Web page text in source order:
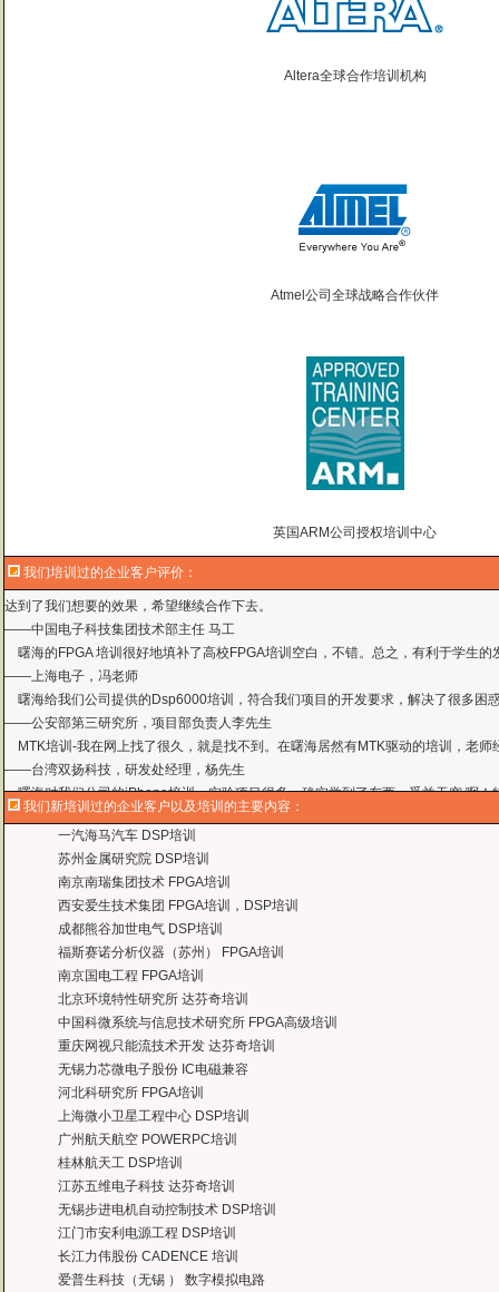
Altera全球合作培训机构
Atmel公司全球战略合作伙伴
英国ARM公司授权培训中心
我们培训过的企业客户评价：
曙海的andriod 系统与应用培训完全符合了我公司的要求，达到了我公司培训的
曙海培训DSP2000的老师，上课思路清晰，口齿清楚，由浅入深，重点突出，培
达到了我们想要的效果，希望继续合作下去。
——中国电子科技集团技术部主任 马工
曙海的FPGA 培训很好地填补了高校FPGA培训空白，不错。总之，有利于学生
——上海电子，冯老师
曙海给我们公司提供的Dsp6000培训，符合我们项目的开发要求，解决了很多困
——公安部第三研究所，项目部负责人李先生
MTK培训-我在网上找了很久，就是找不到。在曙海居然有MTK驱动的培训，老
——台湾双扬科技，研发处经理，杨先生
曙海对我们公司的iPhone培训，实验项目很多，确实学到了东西。受益无穷 啊
——台湾欧泽科技,张工
通过参加Symbian培训，再做Symbian相关的项目感觉更加得心应手了，理 论加
——IBM公司，沈经理
有曙海这样的DSP开发培训单位，是教育行业的财富，听了他们的课，茅塞顿开。
——上海医疗器械高等学校，罗老师
曙海的andriod 系统与应用培训完全符合了我公司的要求，达到了我公司培训的
上海贝尔，李工
曙海培训DSP2000的老师，上课思路清晰，口齿清楚，由浅入深，重点突出，培
达到了我们想要的效果，希望继续合作下去。
——中国电子科技集团技术部主任 马工
曙海的FPGA 培训很好地填补了高校FPGA培训空白，不错。总之，有利于学生
——上海电子，冯老师
曙海给我们公司提供的Dsp6000培训，符合我们项目的开发要求，解决了很多困
——公安部第三研究所，项目部负责人李先生
MTK培训-我在网上找了很久，就是找不到。在曙海居然有MTK驱动的培训，老
——台湾双扬科技，研发处经理，杨先生
曙海对我们公司的iPhone培训，实验项目很多，确实学到了东西。受益无穷 啊
——台湾欧泽科技,张工
通过参加Symbian培训，再做Symbian相关的项目感觉更加得心应手了，理 论加
——IBM公司，沈经理
有曙海这样的DSP开发培训单位，是教育行业的财富，听了他们的课，茅塞顿开。
——上海医疗器械高等学校，罗老师
我们新培训过的企业客户以及培训的主要内容：
一汽海马汽车 DSP培训
苏州金属研究院 DSP培训
南京南瑞集团技术 FPGA培训
西安爱生技术集团 FPGA培训，DSP培训
成都熊谷加世电气 DSP培训
福斯赛诺分析仪器（苏州） FPGA培训
南京国电工程 FPGA培训
北京环境特性研究所 达芬奇培训
中国科微系统与信息技术研究所 FPGA高级培训
重庆网视只能流技术开发 达芬奇培训
无锡力芯微电子股份 IC电磁兼容
河北科研究所 FPGA培训
上海微小卫星工程中心 DSP培训
广州航天航空 POWERPC培训
桂林航天工 DSP培训
江苏五维电子科技 达芬奇培训
无锡步进电机自动控制技术 DSP培训
江门市安利电源工程 DSP培训
长江力伟股份 CADENCE 培训
爱普生科技（无锡 ） 数字模拟电路